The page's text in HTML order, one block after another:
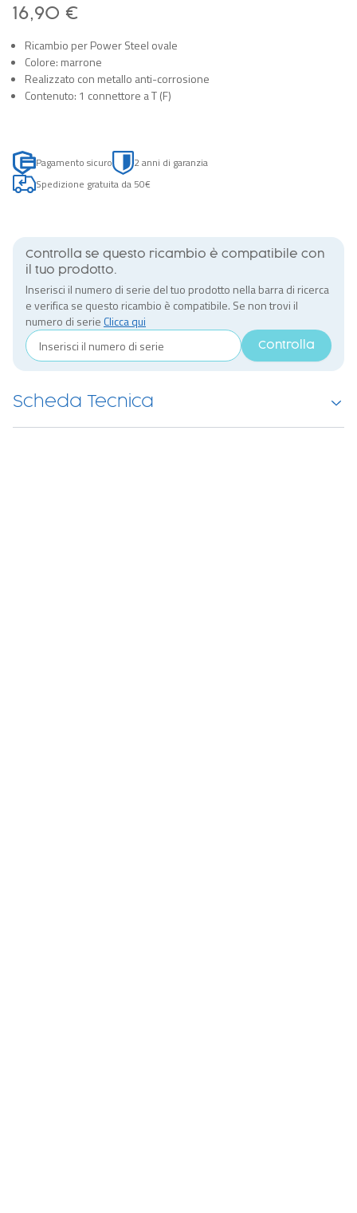
16,90 €
Ricambio per Power Steel ovale
Colore: marrone
Realizzato con metallo anti-corrosione
Contenuto: 1 connettore a T (F)
Pagamento sicuro
2 anni di garanzia
Spedizione gratuita da 50€
Controlla se questo ricambio è compatibile con
il tuo prodotto.
Inserisci il numero di serie del tuo prodotto nella barra di ricerca
e verifica se questo ricambio è compatibile. Se non trovi il
numero di serie Clicca qui
Controlla
Scheda Tecnica